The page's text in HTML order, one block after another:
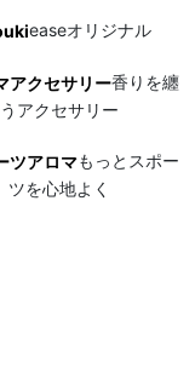
easeオリジナル
香りを纏
うアクセサリー
もっとスポー
ツを心地よく